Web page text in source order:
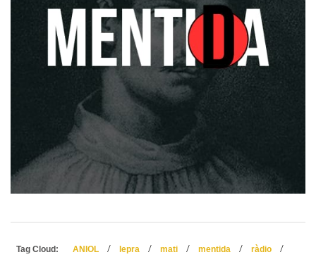
Tag Cloud: ANIOL / lepra / mati / mentida / ràdio /